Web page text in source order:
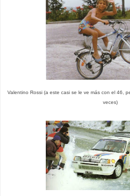
Valentino Rossi (a este casi se le ve más con el 46,
veces)